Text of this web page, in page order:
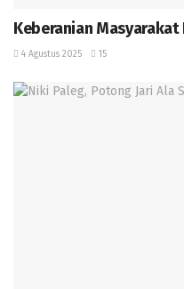
Keberanian Masyarakat
4 Agustus 2025 15